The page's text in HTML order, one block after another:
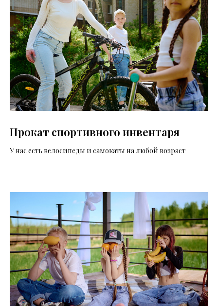
Прокат спортивного инвентаря
У нас есть велосипеды и самокаты на любой возраст